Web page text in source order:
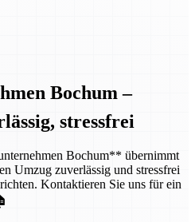
Bochum –
stressfrei
Bochum** übernimmt
Umzug zuverlässig und stressfrei
Kontaktieren Sie uns für ein